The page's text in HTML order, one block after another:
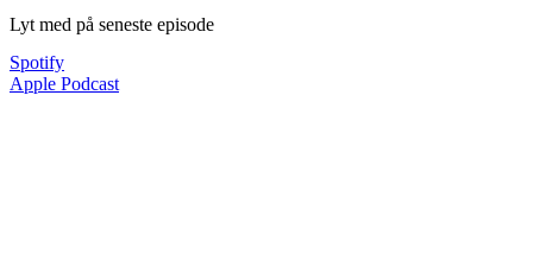
Lyt med på seneste episode
Spotify
Apple Podcast